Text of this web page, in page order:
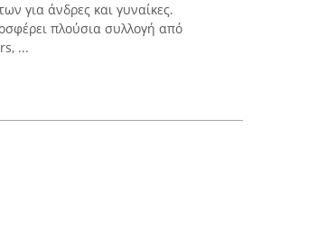
για άνδρες και γυναίκες.
πλούσια συλλογή από
...